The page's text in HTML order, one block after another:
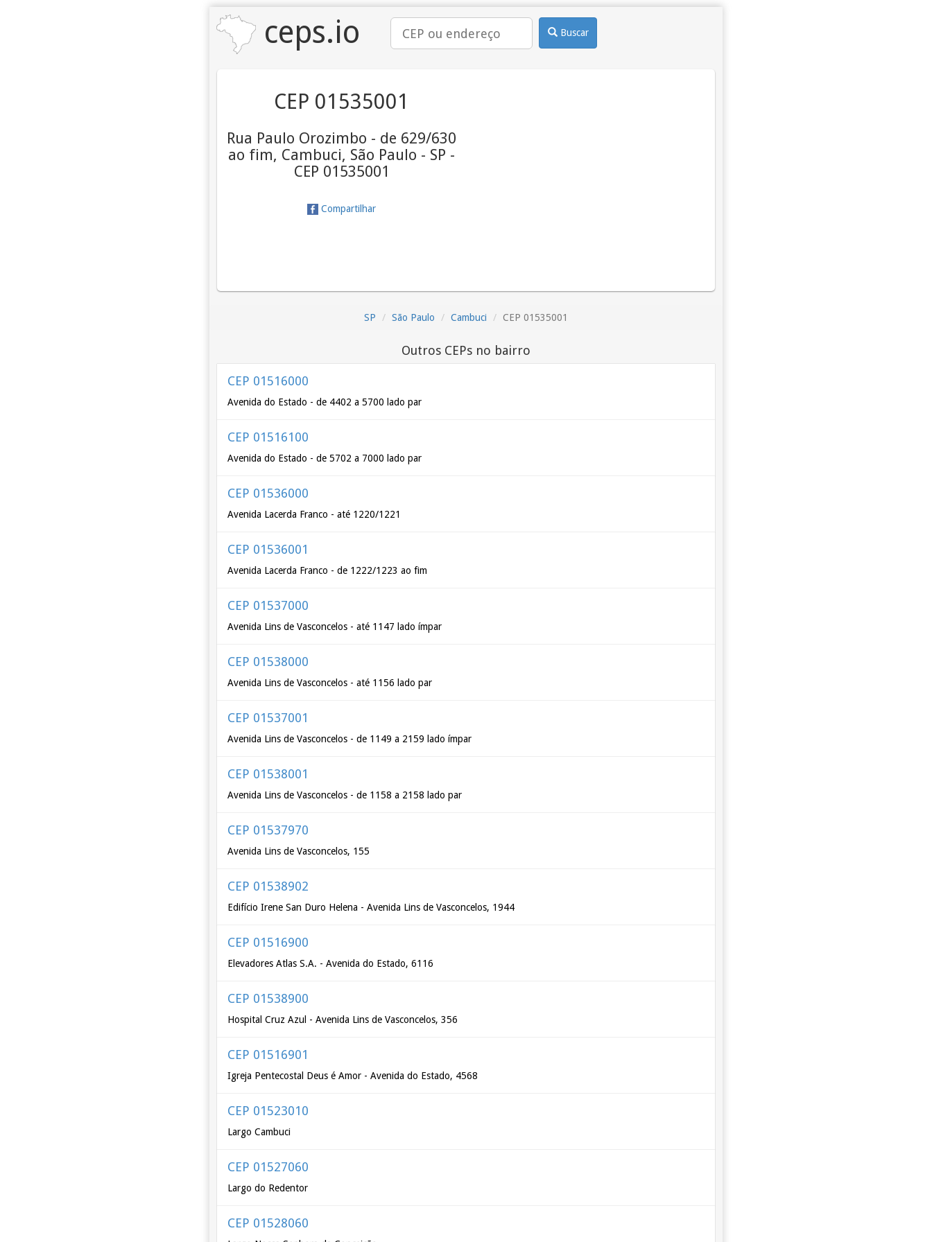
ceps.io Buscar
CEP 01535001
Rua Paulo Orozimbo - de 629/630
ao fim, Cambuci, São Paulo - SP -
CEP 01535001
Compartilhar
SP São Paulo Cambuci CEP 01535001
Outros CEPs no bairro
CEP 01516000
Avenida do Estado - de 4402 a 5700 lado par
CEP 01516100
Avenida do Estado - de 5702 a 7000 lado par
CEP 01536000
Avenida Lacerda Franco - até 1220/1221
CEP 01536001
Avenida Lacerda Franco - de 1222/1223 ao fim
CEP 01537000
Avenida Lins de Vasconcelos - até 1147 lado ímpar
CEP 01538000
Avenida Lins de Vasconcelos - até 1156 lado par
CEP 01537001
Avenida Lins de Vasconcelos - de 1149 a 2159 lado ímpar
CEP 01538001
Avenida Lins de Vasconcelos - de 1158 a 2158 lado par
CEP 01537970
Avenida Lins de Vasconcelos, 155
CEP 01538902
Edifício Irene San Duro Helena - Avenida Lins de Vasconcelos, 1944
CEP 01516900
Elevadores Atlas S.A. - Avenida do Estado, 6116
CEP 01538900
Hospital Cruz Azul - Avenida Lins de Vasconcelos, 356
CEP 01516901
Igreja Pentecostal Deus é Amor - Avenida do Estado, 4568
CEP 01523010
Largo Cambuci
CEP 01527060
Largo do Redentor
CEP 01528060